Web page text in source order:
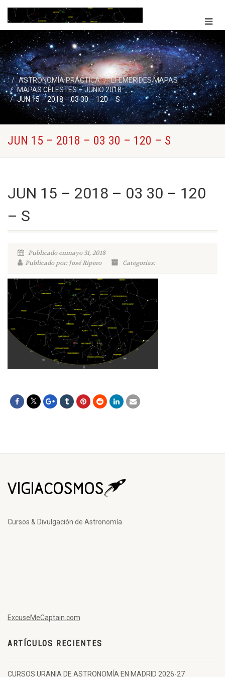
ASTRONOMÍA PRÁCTICA
EFEMERIDES MAPAS
MAPAS CELESTES – JUNIO 2018
JUN 15 – 2018 – 03 30 – 120 – S
JUN 15 – 2018 – 03 30 – 120 – S
JUN 15 – 2018 – 03 30 – 120
– S
Publicado enmayo 31, 2018
Publicado por: José Ripero
Categorías:
Cursos & Divulgación de Astronomía
ExcuseMeCaptain.com
ARTÍCULOS RECIENTES
CURSOS URANIA DE ASTRONOMÍA EN MADRID 2026-27